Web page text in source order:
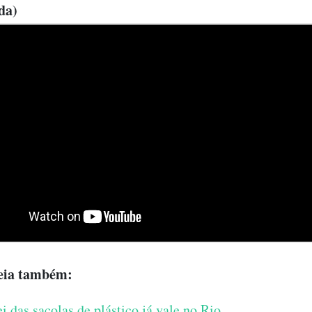
também: